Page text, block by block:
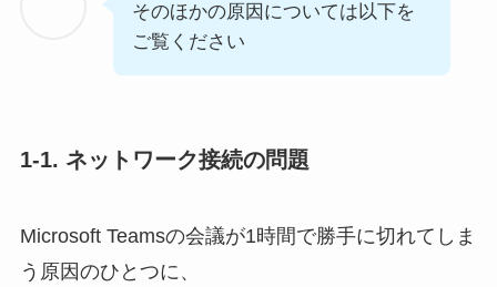
そのほかの原因については以下を
ご覧ください
1-1. ネットワーク接続の問題
Microsoft Teamsの会議が1時間で勝手に切れてしま
う原因のひとつに、